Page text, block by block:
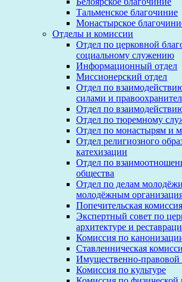
Тальменское благочиние
Монастырское
Отделы и комиссии
Отдел по церковной
социальному служению
Информационный отдел
Миссионерский отдел
Отдел по
силами и
Отдел по
Отдел по тюремному
Отдел по монастырям и
Отдел религиозного
катехизации
Отдел по
общества
Отдел по делам
молодёжным
Попечительская комиссия
Экспертный совет по
архитектуре и
Комиссия по
Ставленническая
Имущественно-правовой
Комиссия по культуре